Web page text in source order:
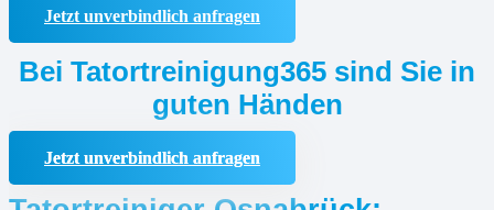
Jetzt unverbindlich anfragen
Bei Tatortreinigung365 sind Sie in
guten Händen
Jetzt unverbindlich anfragen